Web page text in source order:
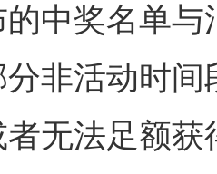
中奖名单
非活动时
无法足额